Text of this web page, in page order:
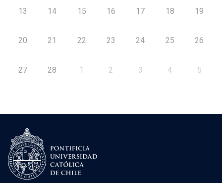
13 14 15 16 17 18 19
20 21 22 23 24 25 26
27 28 1 2 3 4 5